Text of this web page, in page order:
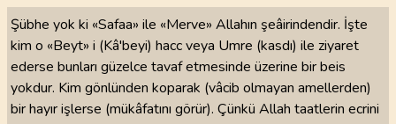
Şübhe yok ki «Safaa» ile «Merve» Allahın şeâirindendir. İşte
kim o «Beyt» i (Kâ'beyi) hacc veya Umre (kasdı) ile ziyaret
ederse bunları güzelce tavaf etmesinde üzerine bir beis
yokdur. Kim gönlünden koparak (vâcib olmayan amellerden)
bir hayır işlerse (mükâfatını görür). Çünkü Allah taatlerin ecrini